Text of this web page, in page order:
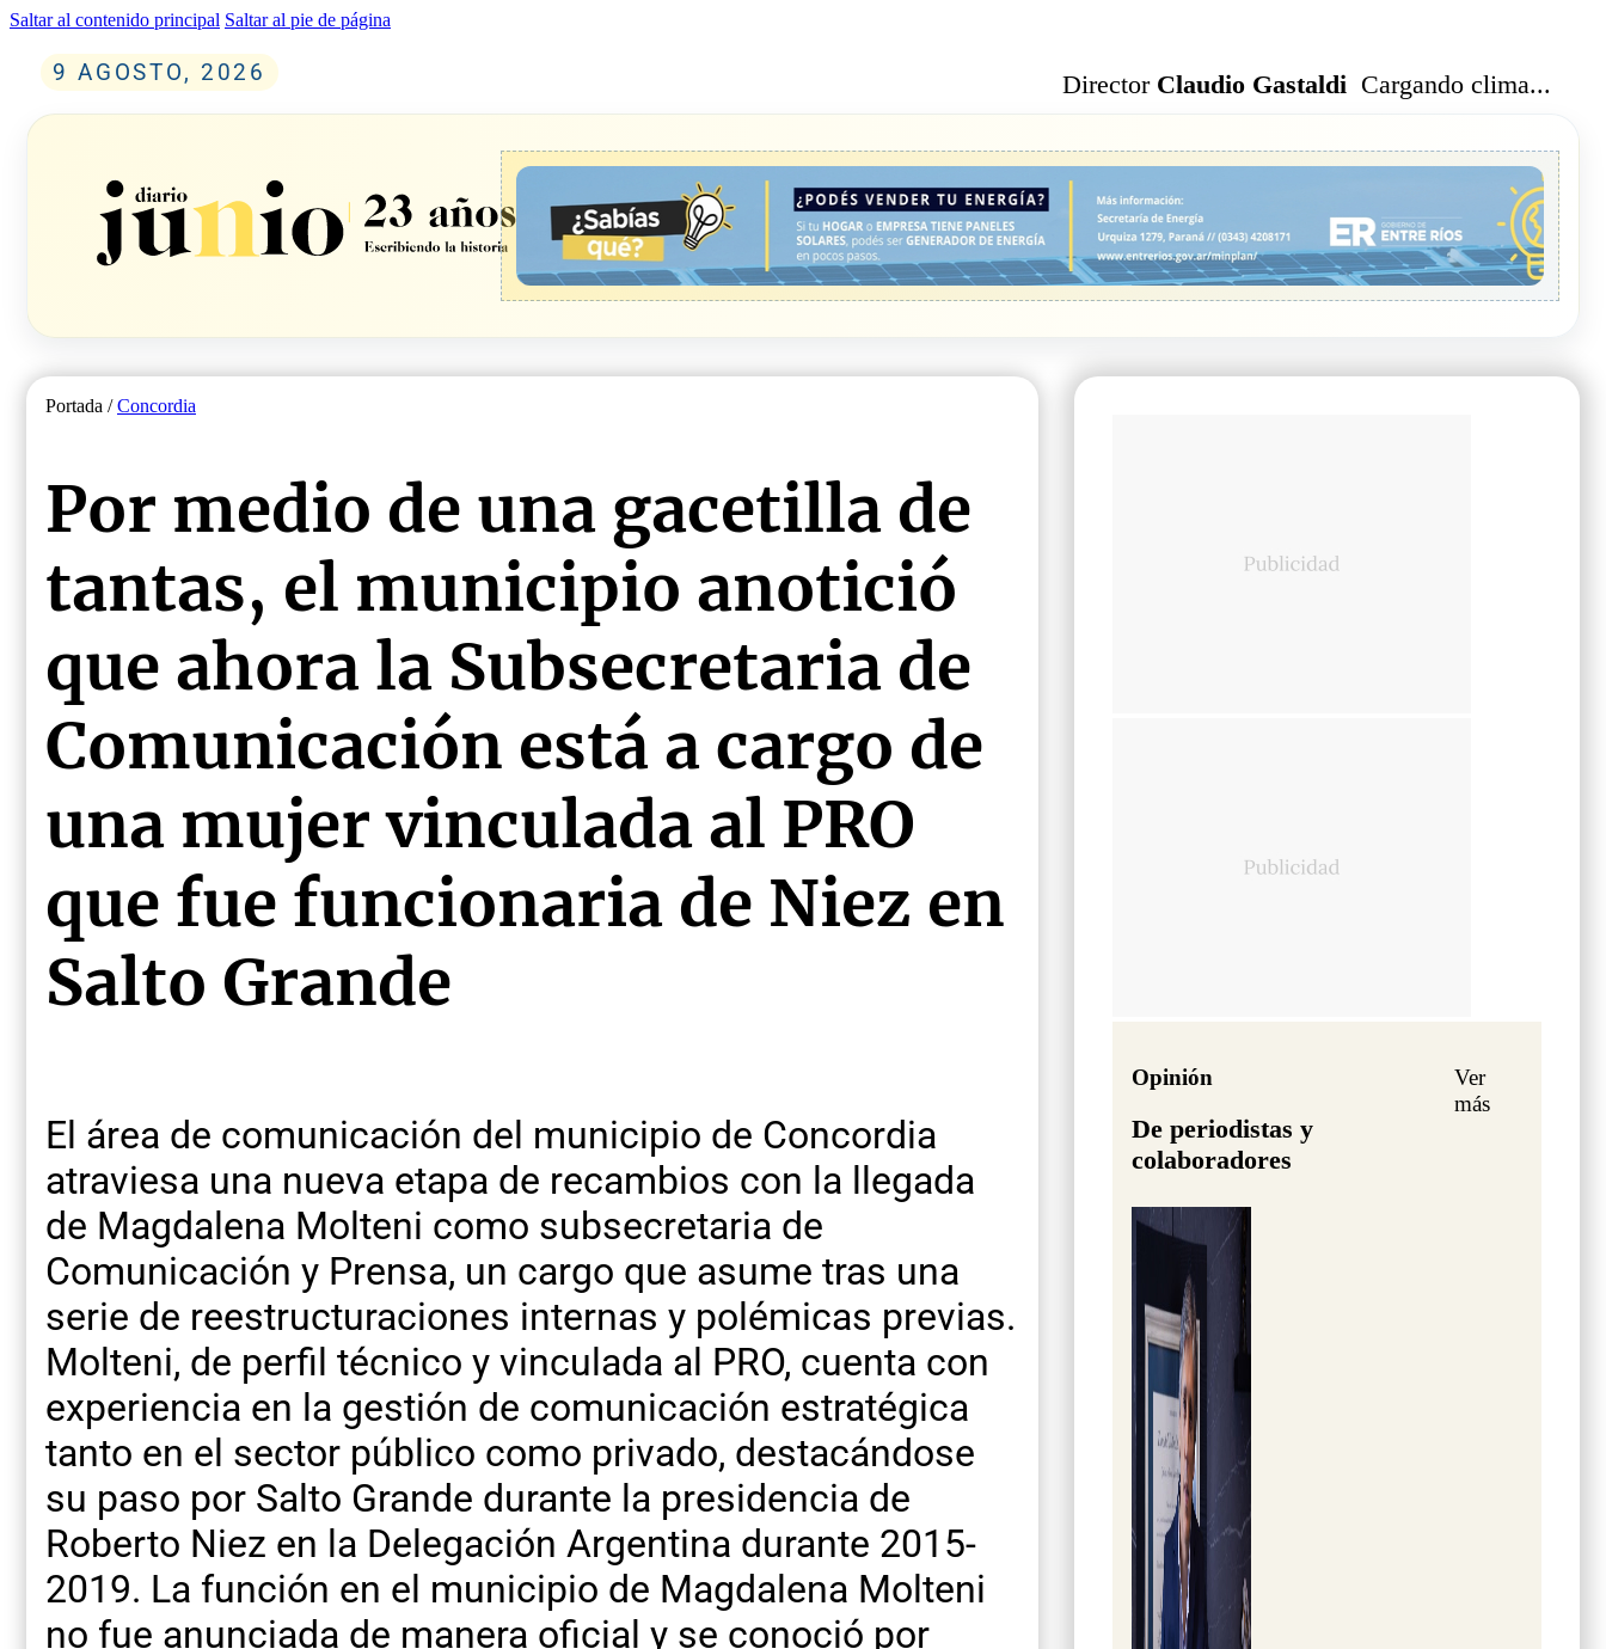
Saltar al contenido principal Saltar al pie de página
9 AGOSTO, 2026 Director Claudio Gastaldi Cargando clima...
Portada /Concordia
Por medio de una gacetilla de
tantas, el municipio anotició
que ahora la Subsecretaria de
Comunicación está a cargo de
una mujer vinculada al PRO
que fue funcionaria de Niez en
Salto Grande
El área de comunicación del municipio de Concordia
atraviesa una nueva etapa de recambios con la llegada
de Magdalena Molteni como subsecretaria de
Comunicación y Prensa, un cargo que asume tras una
serie de reestructuraciones internas y polémicas previas.
Molteni, de perfil técnico y vinculada al PRO, cuenta con
experiencia en la gestión de comunicación estratégica
tanto en el sector público como privado, destacándose
su paso por Salto Grande durante la presidencia de
Roberto Niez en la Delegación Argentina durante 2015-
2019. La función en el municipio de Magdalena Molteni
no fue anunciada de manera oficial y se conoció por
Opinión
De periodistas y
colaboradores
Ver
más